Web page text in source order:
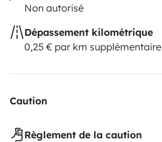
Non autorisé
Dépassement kilométrique
0,25 € par km supplémentaire
Caution
Règlement de la caution